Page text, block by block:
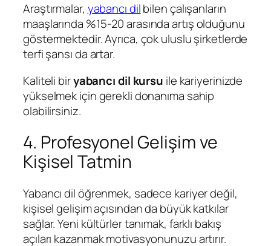
Araştırmalar, yabancı dilbilen çalışanların
maaşlarında %15-20 arasında artış olduğunu
göstermektedir. Ayrıca, çok uluslu şirketlerde
terfi şansı da artar.
Kaliteli biryabancı dil kursu ile kariyerinizde
yükselmek için gerekli donanıma sahip
olabilirsiniz.
4. Profesyonel Gelişim ve
Kişisel Tatmin
Yabancı dil öğrenmek, sadece kariyer değil,
kişisel gelişim açısından da büyük katkılar
sağlar. Yeni kültürler tanımak, farklı bakış
açıları kazanmak motivasyonunuzu artırır.